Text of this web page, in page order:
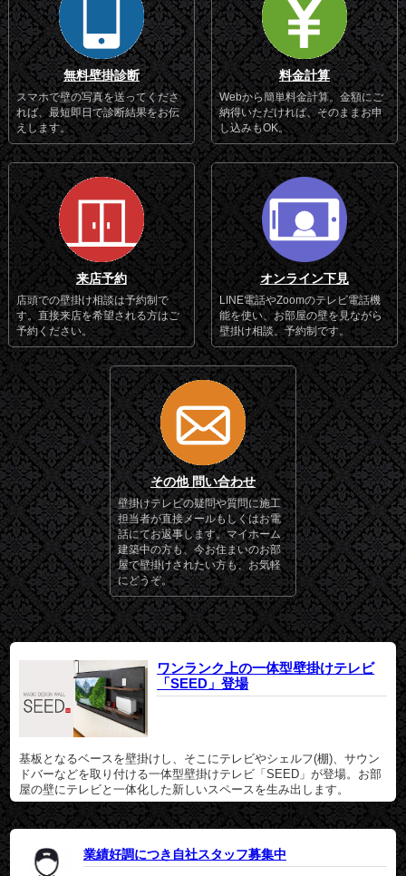
無料壁掛診断
スマホで壁の写真を送ってくださ
れば、最短即日で診断結果をお伝
えします。
料金計算
Webから簡単料金計算。金額にご
納得いただければ、そのままお申
し込みもOK。
来店予約
店頭での壁掛け相談は予約制で
す。直接来店を希望される方はご
予約ください。
オンライン下見
LINE電話やZoomのテレビ電話機
能を使い、お部屋の壁を見ながら
壁掛け相談。予約制です。
その他 問い合わせ
壁掛けテレビの疑問や質問に施工
担当者が直接メールもしくはお電
話にてお返事します。マイホーム
建築中の方も、今お住まいのお部
屋で壁掛けされたい方も、お気軽
にどうぞ。
ワンランク上の一体型壁掛けテレビ
「SEED」登場
基板となるベースを壁掛けし、そこにテレビやシェルフ(棚)、サウン
ドバーなどを取り付ける一体型壁掛けテレビ「SEED」が登場。お部
屋の壁にテレビと一体化した新しいスペースを生み出します。
業績好調につき自社スタッフ募集中